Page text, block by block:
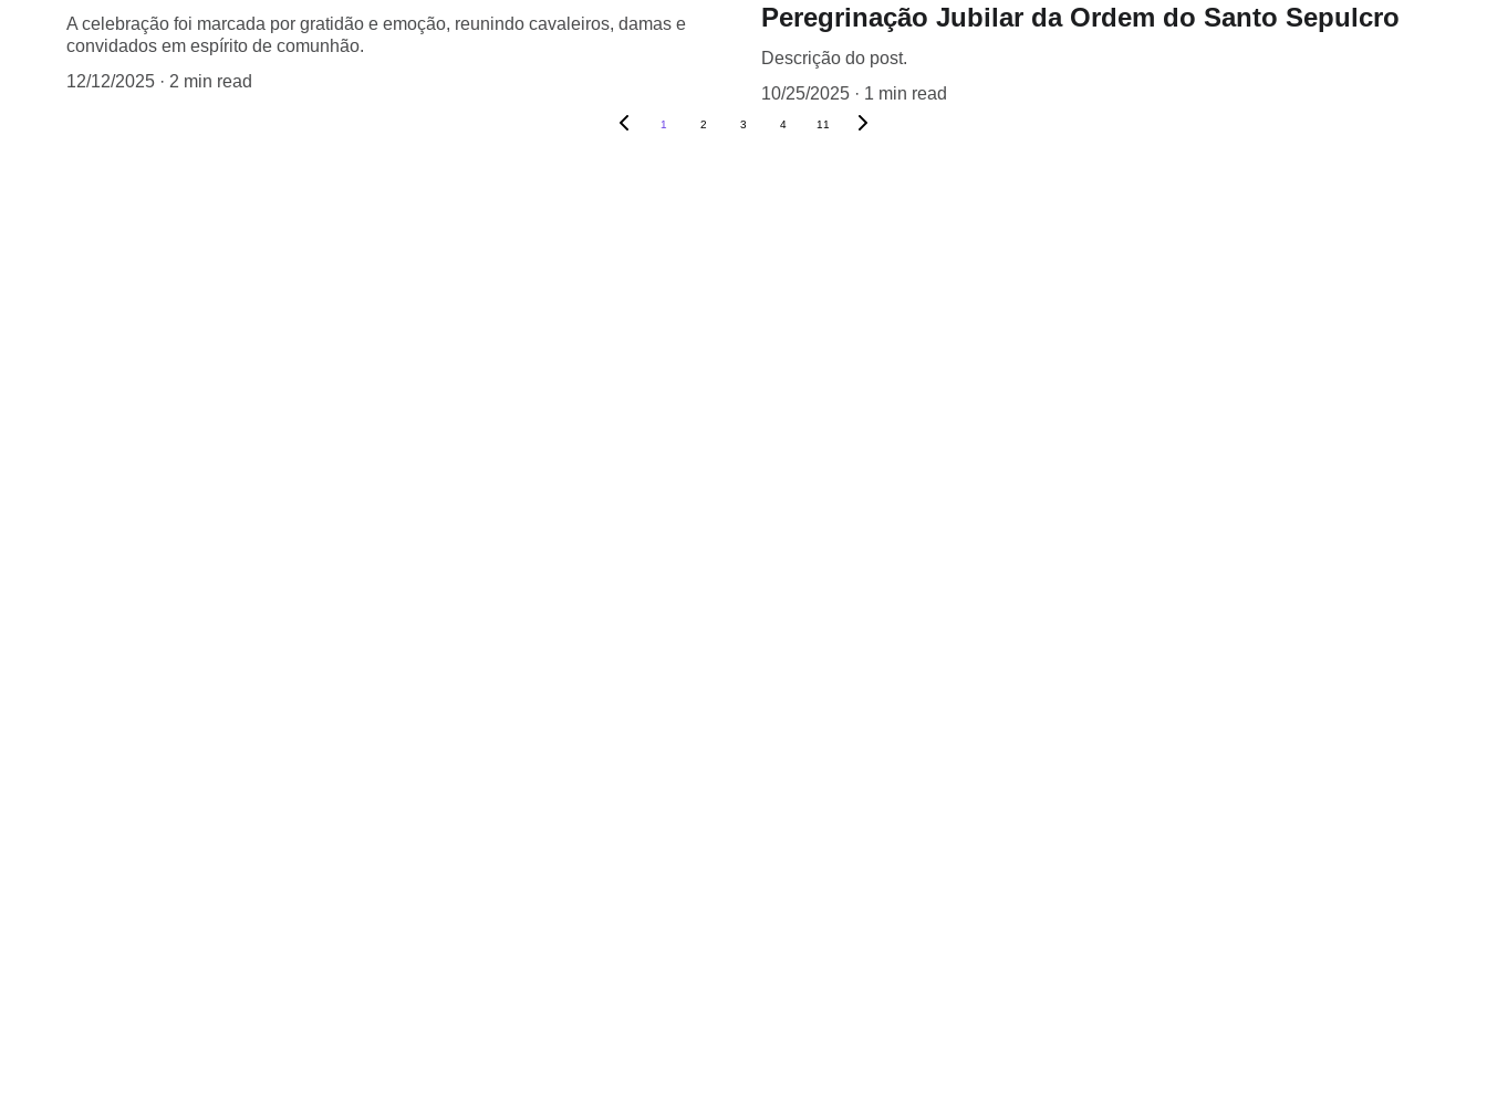
A celebração foi marcada por gratidão e emoção, reunindo cavaleiros, damas e
convidados em espírito de comunhão.
12/12/2025
2 min read
Peregrinação Jubilar da Ordem do Santo Sepulcro
Descrição do post.
10/25/2025
1 min read
1 2 3 4 11